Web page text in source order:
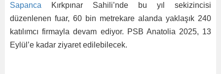
Sapanca Kırkpınar Sahili’nde bu yıl sekizincisi
düzenlenen fuar, 60 bin metrekare alanda yaklaşık 240
katılımcı firmayla devam ediyor. PSB Anatolia 2025, 13
Eylül’e kadar ziyaret edilebilecek.